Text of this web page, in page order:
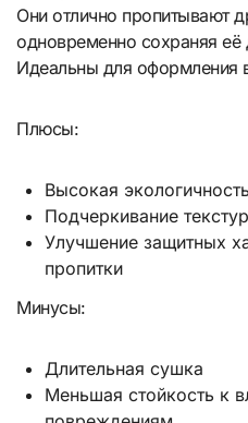
Они отлично пропитывают
одновременно сохраняя
Идеальны для оформления
Плюсы:
Высокая экологичность
Подчеркивание
Улучшение защитных
пропитки
Минусы:
Длительная сушка
Меньшая стойкость к